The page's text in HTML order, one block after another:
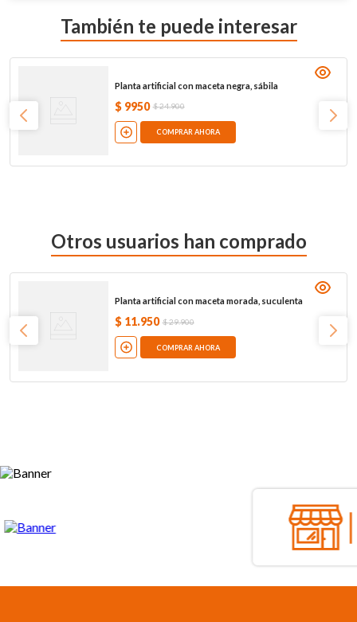
También te puede interesar
Planta artificial con maceta negra, sábila
$ 9950 $24.900
COMPRAR AHORA
Otros usuarios han comprado
Planta artificial con maceta morada, suculenta
$ 11.950 $29.900
COMPRAR AHORA